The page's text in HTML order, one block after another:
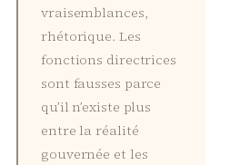
vraisemblances,
rhétorique. Les
fonctions directrices
sont fausses parce
qu’il n’existe plus
entre la réalité
gouvernée et les